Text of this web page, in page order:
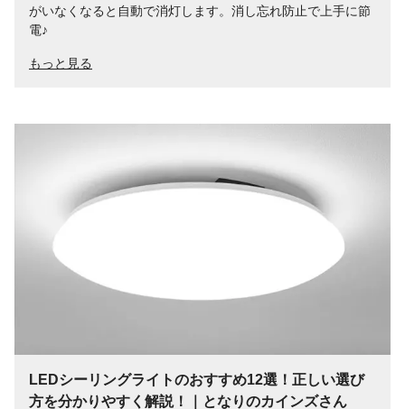
がいなくなると自動で消灯します。消し忘れ防止で上手に節
電♪
もっと見る
LEDシーリングライトのおすすめ12選！正しい選び
方を分かりやすく解説！｜となりのカインズさん